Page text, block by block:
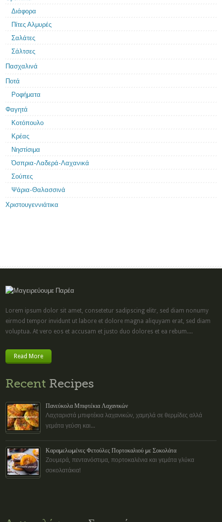
Διάφορα
Πίτες Αλμυρές
Σαλάτες
Σάλτσες
Πασχαλινά
Ποτά
Ροφήματα
Φαγητά
Κοτόπουλο
Κρέας
Νηστίσιμα
Όσπρια-Λαδερά-Λαχανικά
Σούπες
Ψάρια-Θαλασσινά
Χριστουγεννιάτικα
Lorem ipsum dolor sit amet, consetetur sadipscing elitr, sed diam nonumy
eirmod tempor invidunt ut labore et dolore magna aliquyam erat, sed diam
voluptua. At vero eos et accusam et justo duo dolores et ea rebum....
Read More
Recent Recipes
Πανεύκολα Μπιφτέκια Λαχανικών
Λαχταριστά μπιφτέκια λαχανικών, χαμηλά σε θερμίδες αλλά
γεμάτα γεύση και...
Καραμελωμένες Φετούλες Πορτοκαλιού με Σοκολάτα
Ζουμερά, πεντανόστιμα, πορτοκαλένια και γεμάτα γλύκα
σοκολατάκια!